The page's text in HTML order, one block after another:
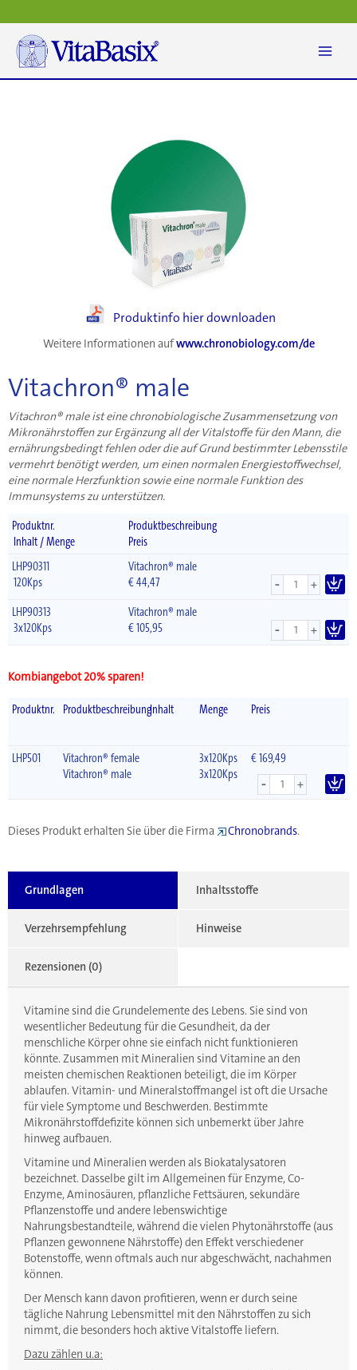
Inhalt
springen
Produktinfo hier downloaden
Weitere Informationen aufwww.chronobiology.com/de
Vitachron® male
Vitachron® male ist eine chronobiologische Zusammensetzung von
Mikronährstoffen zur Ergänzung all der Vitalstoffe für den Mann, die
ernährungsbedingt fehlen oder die auf Grund bestimmter Lebensstile
vermehrt benötigt werden, um einen normalen Energiestoffwechsel,
eine normale Herzfunktion sowie eine normale Funktion des
Immunsystems zu unterstützen.
Produktnr.
Produktbeschreibung
Inhalt / Menge
Preis
LHP90311
Vitachron® male
120Kps
€44,47 - +
LHP90313
Vitachron® male
3x120Kps
€105,95 - +
Kombiangebot 20% sparen!
Produktnr. ProduktbeschreibungInhalt Menge Preis
LHP501
Vitachron® female
Vitachron® male
3x120Kps
3x120Kps
€ 169,49
- +
Dieses Produkt erhalten Sie über die Firma Chronobrands.
Grundlagen Inhaltsstoffe
Verzehrsempfehlung Hinweise
Rezensionen (0)
Vitamine sind die Grundelemente des Lebens. Sie sind von
wesentlicher Bedeutung für die Gesundheit, da der
menschliche Körper ohne sie einfach nicht funktionieren
könnte. Zusammen mit Mineralien sind Vitamine an den
meisten chemischen Reaktionen beteiligt, die im Körper
ablaufen. Vitamin- und Mineralstoffmangel ist oft die Ursache
für viele Symptome und Beschwerden. Bestimmte
Mikronährstoffdefizite können sich unbemerkt über Jahre
hinweg aufbauen.
Vitamine und Mineralien werden als Biokatalysatoren
bezeichnet. Dasselbe gilt im Allgemeinen für Enzyme, Co-
Enzyme, Aminosäuren, pflanzliche Fettsäuren, sekundäre
Pflanzenstoffe und andere lebenswichtige
Nahrungsbestandteile, während die vielen Phytonährstoffe (aus
Pflanzen gewonnene Nährstoffe) den Effekt verschiedener
Botenstoffe, wenn oftmals auch nur abgeschwächt, nachahmen
können.
Der Mensch kann davon profitieren, wenn er durch seine
tägliche Nahrung Lebensmittel mit den Nährstoffen zu sich
nimmt, die besonders hoch aktive Vitalstoffe liefern.
Dazu zählen u.a: